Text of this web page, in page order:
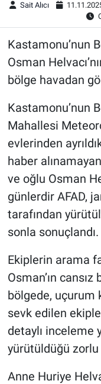
Sait Alıcı
Kastamonu’nun
Osman
bölge havadan
Kastamonu’nun
Mahallesi
evlerinden
haber
ve oğlu Osman
günlerdir AFAD,
tarafından
sonla sonuçlandı.
Ekiplerin arama
Osman’ın
bölgede, uçurum
sevk edilen
detaylı inceleme
yürütüldüğü
Anne Huriye